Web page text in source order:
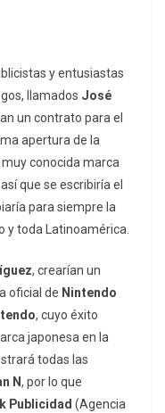
y entusiastas
llamados José
un contrato para el
apertura de la
conocida marca
que se escribiría el
para siempre la
y toda Latinoamérica.
, crearían un
oficial de Nintendo
, cuyo éxito
japonesa en la
todas las
N, por lo que
Publicidad (Agencia